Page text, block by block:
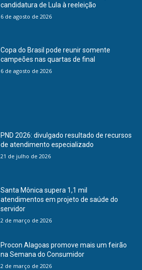
candidatura de Lula à reeleição
6 de agosto de 2026
Copa do Brasil pode reunir somente
campeões nas quartas de final
6 de agosto de 2026
PND 2026: divulgado resultado de recursos
de atendimento especializado
21 de julho de 2026
Santa Mônica supera 1,1 mil
atendimentos em projeto de saúde do
servidor
2 de março de 2026
Procon Alagoas promove mais um feirão
na Semana do Consumidor
2 de março de 2026